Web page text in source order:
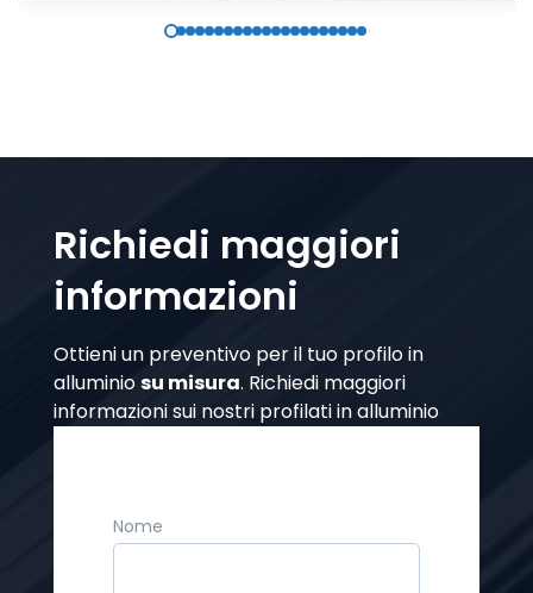
Richiedi maggiori
informazioni
Ottieni un preventivo per il tuo profilo in
alluminiosu misura. Richiedi maggiori
informazioni sui nostri profilati in alluminio
Nome